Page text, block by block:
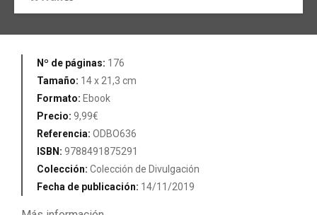
Nº de páginas: 176
Tamaño: 14 x 21,3 cm
Formato: Ebook
Precio: 9,99€
Referencia: ODBO636
ISBN: 9788491875291
Colección: Colección de Divulgación
Fecha de publicación: 14/11/2019